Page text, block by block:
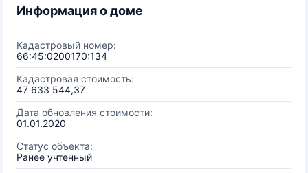
Информация о доме
Кадастровый номер:
66:45:0200170:134
Кадастровая стоимость:
47 633 544,37
Дата обновления стоимости:
01.01.2020
Статус объекта:
Ранее учтенный